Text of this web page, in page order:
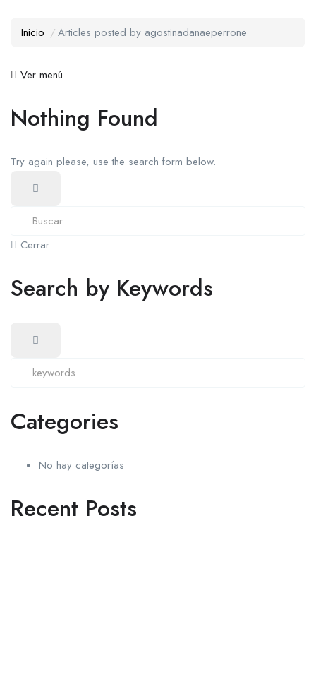
Inicio Articles posted by agostinadanaeperrone
Ver menú
Nothing Found
Try again please, use the search form below.
Cerrar
Search by Keywords
Categories
No hay categorías
Recent Posts